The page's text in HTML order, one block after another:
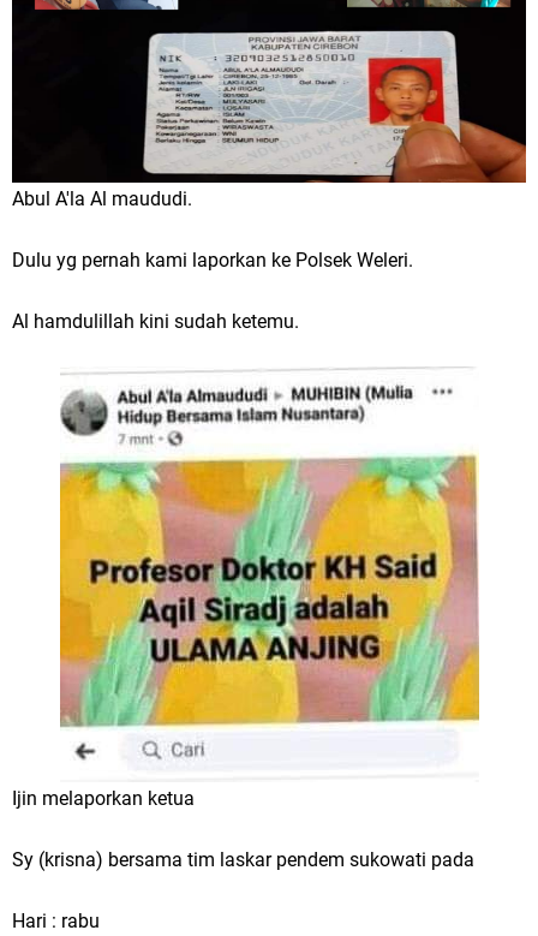
Abul A'la Al maududi.
Dulu yg pernah kami laporkan ke Polsek Weleri.
Al hamdulillah kini sudah ketemu.
Ijin melaporkan ketua
Sy (krisna) bersama tim laskar pendem sukowati pada
Hari : rabu